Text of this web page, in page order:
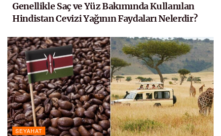
Genellikle Saç ve Yüz Bakımında Kullanılan
Hindistan Cevizi Yağının Faydaları Nelerdir?
SEYAHAT